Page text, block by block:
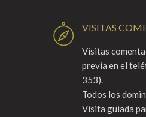
VISITAS
Visitas
previa en el
353).
Todos los
Visita guiada